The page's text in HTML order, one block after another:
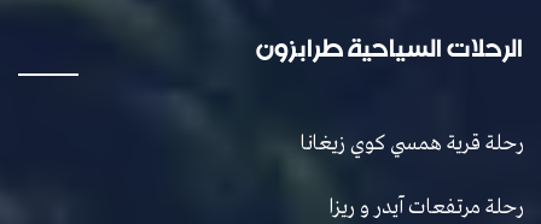
الرحلات السياحية طرابزون
رحلة قرية همسي كوي زيغانا
رحلة مرتفعات آيدر و ريزا